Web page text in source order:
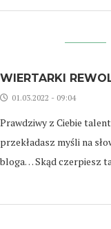
WIERTARKI
01.03.2022 - 09:04
Prawdziwy z Ciebie
przekładasz myśli na
bloga… Skąd czerpiesz